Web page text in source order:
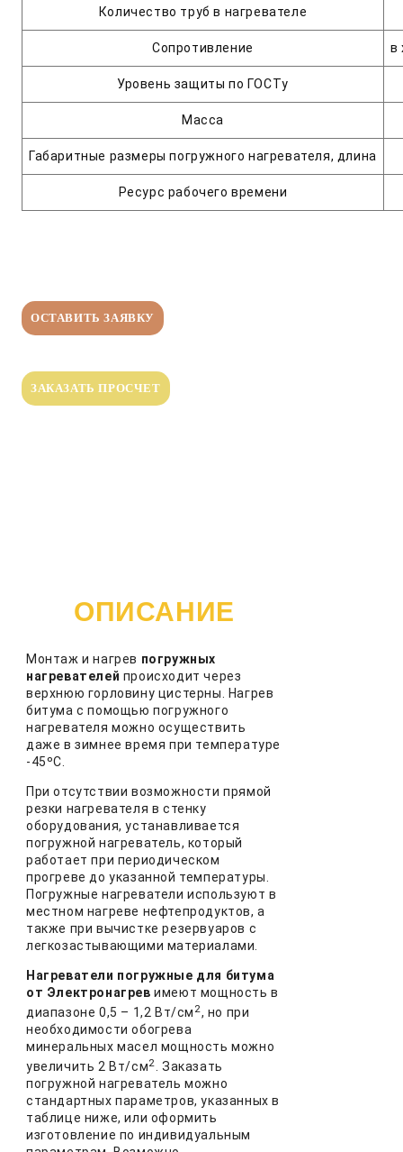
Количество труб в нагревателе
Сопротивление в
Уровень защиты по ГОСТу
Масса
Габаритные размеры погружного нагревателя, длина
Ресурс рабочего времени
ОСТАВИТЬ ЗАЯВКУ
ЗАКАЗАТЬ ПРОСЧЕТ
ОПИСАНИЕ
Монтаж и нагрев погружных
нагревателей происходит через
верхнюю горловину цистерны. Нагрев
битума с помощью погружного
нагревателя можно осуществить
даже в зимнее время при температуре
-45ºС.
При отсутствии возможности прямой
резки нагревателя в стенку
оборудования, устанавливается
погружной нагреватель, который
работает при периодическом
прогреве до указанной температуры.
Погружные нагреватели используют в
местном нагреве нефтепродуктов, а
также при вычистке резервуаров с
легкозастывающими материалами.
Нагреватели погружные для битума
от Электронагрев имеют мощность в
диапазоне 0,5 – 1,2 Вт/см 2, но при
необходимости обогрева
минеральных масел мощность можно
увеличить 2 Вт/см2 . Заказать
погружной нагреватель можно
стандартных параметров, указанных в
таблице ниже, или оформить
изготовление по индивидуальным